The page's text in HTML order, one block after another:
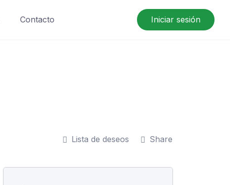
Contacto Iniciar sesión
Lista de deseos Share